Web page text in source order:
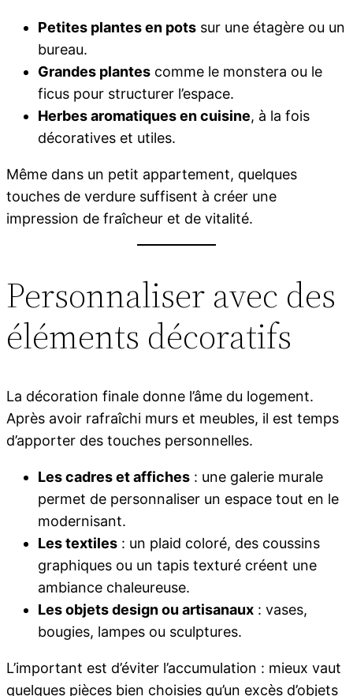
Petites plantes en pots sur une étagère ou un
bureau.
Grandes plantes comme le monstera ou le
ficus pour structurer l’espace.
Herbes aromatiques en cuisine, à la fois
décoratives et utiles.
Même dans un petit appartement, quelques
touches de verdure suffisent à créer une
impression de fraîcheur et de vitalité.
Personnaliser avec des
éléments décoratifs
La décoration finale donne l’âme du logement.
Après avoir rafraîchi murs et meubles, il est temps
d’apporter des touches personnelles.
Les cadres et affiches : une galerie murale
permet de personnaliser un espace tout en le
modernisant.
Les textiles : un plaid coloré, des coussins
graphiques ou un tapis texturé créent une
ambiance chaleureuse.
Les objets design ou artisanaux : vases,
bougies, lampes ou sculptures.
L’important est d’éviter l’accumulation : mieux vaut
quelques pièces bien choisies qu’un excès d’objets